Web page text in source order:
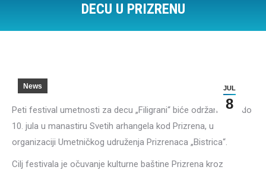
DECU U PRIZRENU
JUL
8
News
Peti festival umetnosti za decu „Filigrani“ biće održan od 6. do
10. jula u manastiru Svetih arhangela kod Prizrena, u
organizaciji Umetničkog udruženja Prizrenaca „Bistrica“.
Cilj festivala je očuvanje kulturne baštine Prizrena kroz